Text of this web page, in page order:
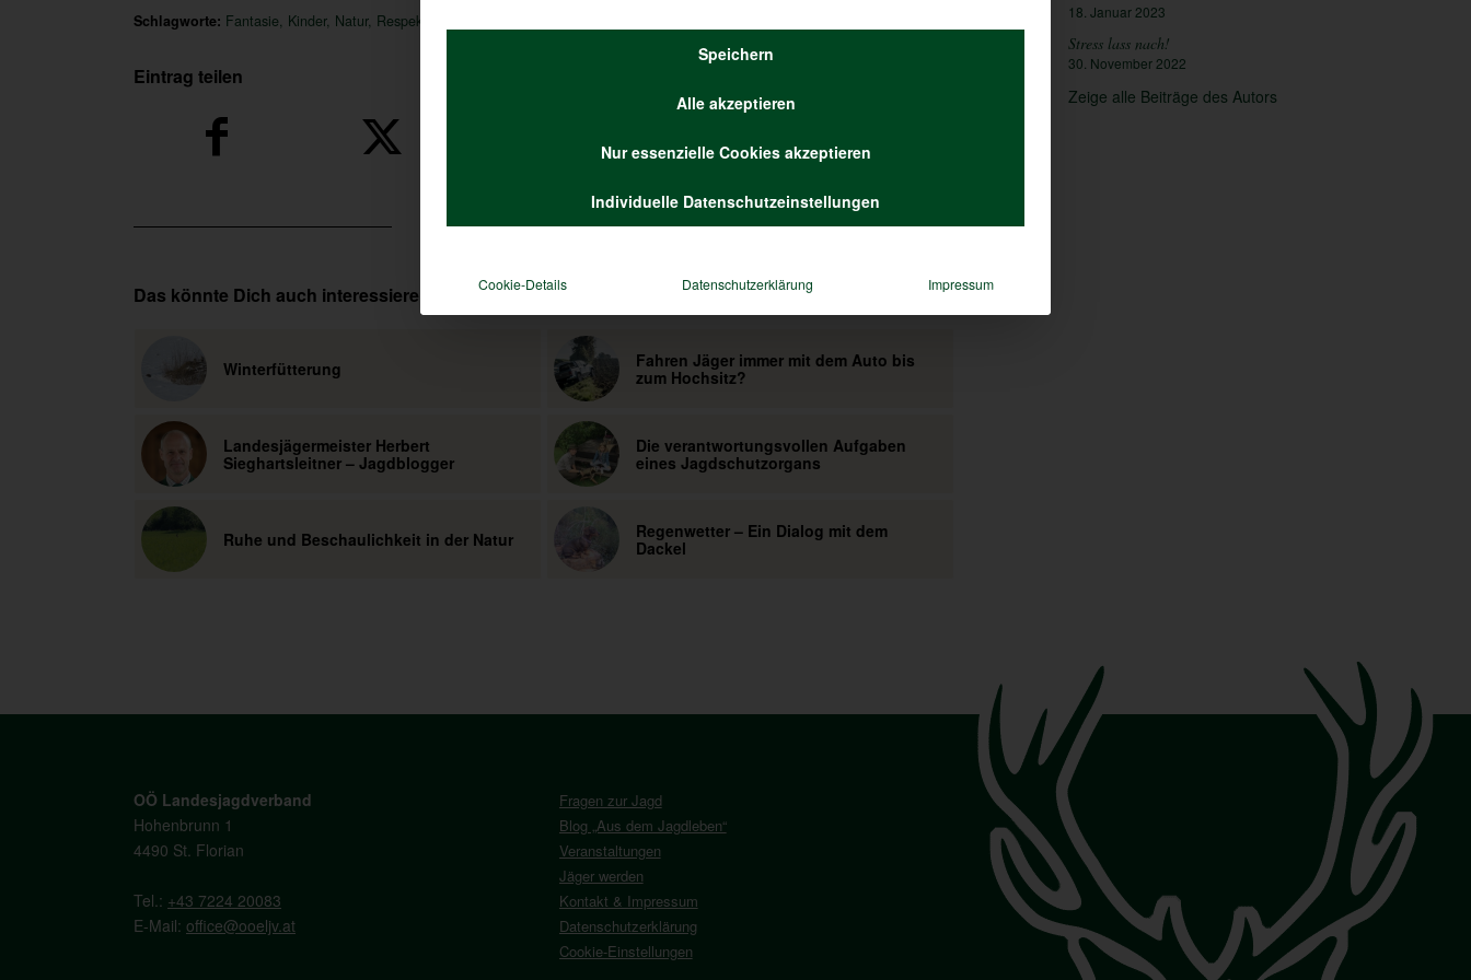
Schlagworte: Fantasie, Kinder, Natur, Respekt
Eintrag teilen
Das könnte Dich auch interessieren
Winterfütterung
Fahren Jäger immer mit dem Auto bis
zum Hochsitz?
Landesjägermeister Herbert
Sieghartsleitner – Jagdblogger
Die verantwortungsvollen Aufgaben
eines Jagdschutzorgans
Ruhe und Beschaulichkeit in der Natur
Regenwetter – Ein Dialog mit dem
Dackel
18. Januar 2023
Stress lass nach!
30. November 2022
Zeige alle Beiträge des Autors
OÖ Landesjagdverband
Hohenbrunn 1
4490 St. Florian
Tel.: +43 7224 20083
E-Mail: office@ooeljv.at
Fragen zur Jagd
Blog „Aus dem Jagdleben“
Veranstaltungen
Jäger werden
Kontakt & Impressum
Datenschutzerklärung
Cookie-Einstellungen
Speichern
Alle akzeptieren
Nur essenzielle Cookies akzeptieren
Individuelle Datenschutzeinstellungen
Cookie-Details Datenschutzerklärung Impressum